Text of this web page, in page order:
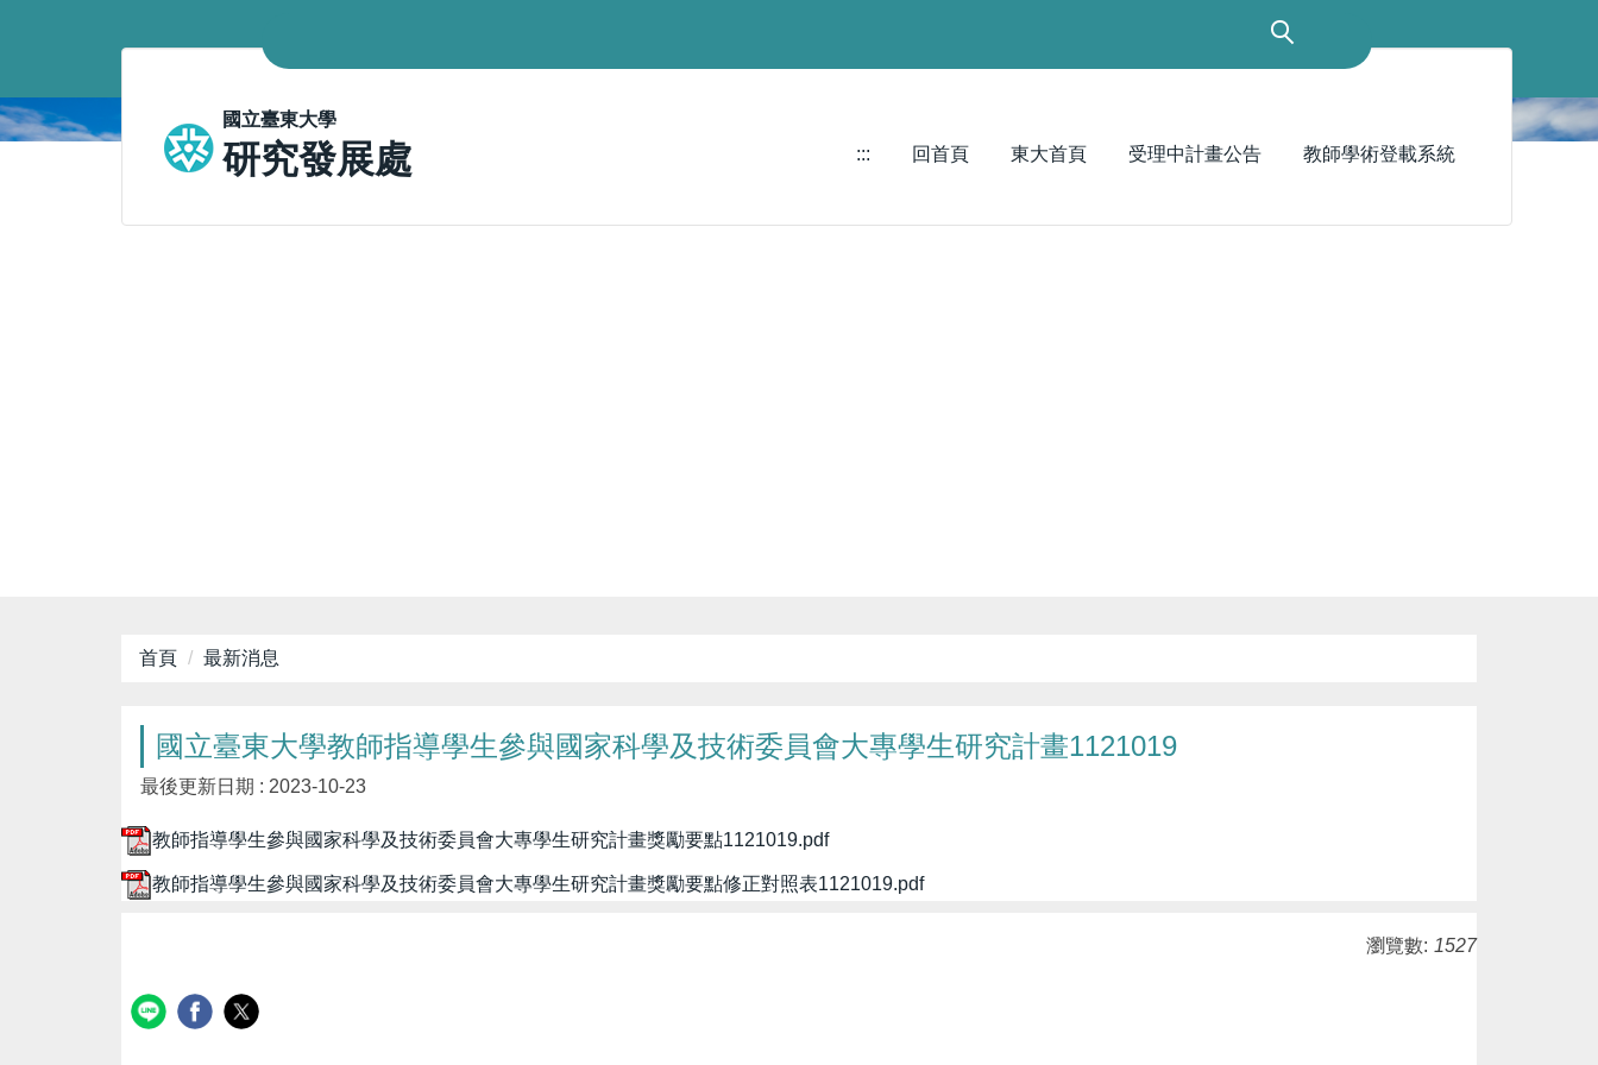
要
內
國立臺東大學
研究發展處 ::: 回首頁 東大首頁 受理中計畫公告 教師學術登載系統
首頁 最新消息
國立臺東大學教師指導學生參與國家科學及技術委員會大專學生研究計畫1121019
最後更新日期 : 2023-10-23
教師指導學生參與國家科學及技術委員會大專學生研究計畫獎勵要點1121019.pdf
教師指導學生參與國家科學及技術委員會大專學生研究計畫獎勵要點修正對照表1121019.pdf
瀏覽數: 1527